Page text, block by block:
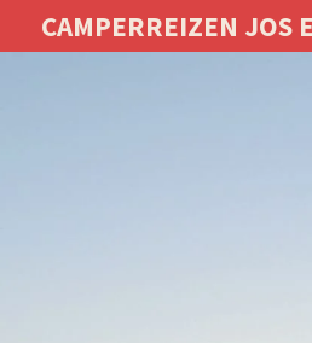
direct
CAMPERREIZEN JOS